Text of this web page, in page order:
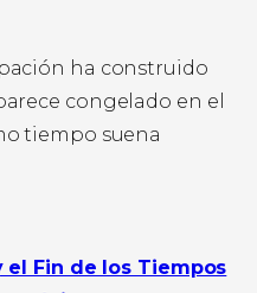
ha construido
congelado en el
tiempo suena
el Fin de los Tiempos